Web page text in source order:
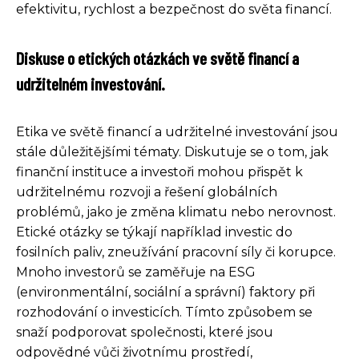
efektivitu, rychlost a bezpečnost do světa financí.
Diskuse o etických otázkách ve světě financí a
udržitelném investování.
Etika ve světě financí a udržitelné investování jsou
stále důležitějšími tématy. Diskutuje se o tom, jak
finanční instituce a investoři mohou přispět k
udržitelnému rozvoji a řešení globálních
problémů, jako je změna klimatu nebo nerovnost.
Etické otázky se týkají například investic do
fosilních paliv, zneužívání pracovní síly či korupce.
Mnoho investorů se zaměřuje na ESG
(environmentální, sociální a správní) faktory při
rozhodování o investicích. Tímto způsobem se
snaží podporovat společnosti, které jsou
odpovědné vůči životnímu prostředí,